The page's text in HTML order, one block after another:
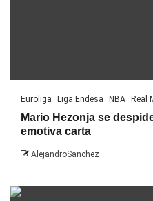
Euroliga Liga Endesa NBA Real
Mario Hezonja se
emotiva carta
AlejandroSanchez